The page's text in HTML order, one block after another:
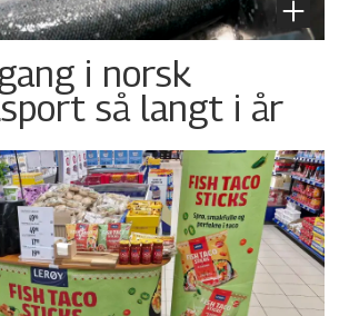
i norsk
så langt i år